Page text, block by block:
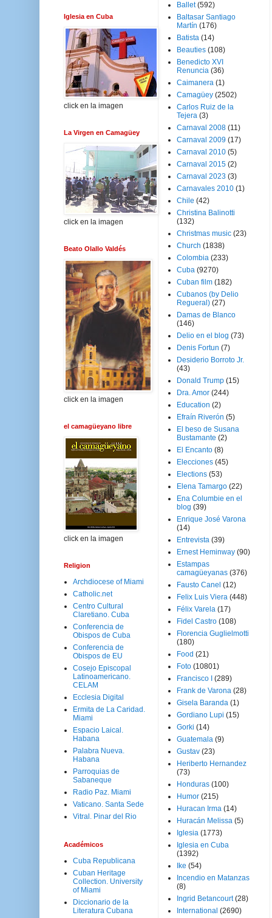
Iglesia en Cuba
click en la imagen
La Virgen en Camagüey
click en la imagen
Beato Olallo Valdés
click en la imagen
el camagüeyano libre
click en la imagen
Religion
Archdiocese of Miami
Catholic.net
Centro Cultural
Claretiano. Cuba
Conferencia de
Obispos de Cuba
Conferencia de
Obispos de EU
Cosejo Episcopal
Latinoamericano.
CELAM
Ecclesia Digital
Ermita de La Caridad.
Miami
Espacio Laical.
Habana
Palabra Nueva.
Habana
Parroquias de
Sabaneque
Radio Paz. Miami
Vaticano. Santa Sede
Vitral. Pinar del Rio
Académicos
Cuba Republicana
Cuban Heritage
Collection. University
of Miami
Diccionario de la
Literatura Cubana
Ballet (592)
Baltasar Santiago
Martín (176)
Batista (14)
Beauties (108)
Benedicto XVI
Renuncia (36)
Caimanera (1)
Camagüey (2502)
Carlos Ruiz de la
Tejera (3)
Carnaval 2008 (11)
Carnaval 2009 (17)
Carnaval 2010 (5)
Carnaval 2015 (2)
Carnaval 2023 (3)
Carnavales 2010 (1)
Chile (42)
Christina Balinotti
(132)
Christmas music (23)
Church (1838)
Colombia (233)
Cuba (9270)
Cuban film (182)
Cubanos (by Delio
Regueral) (27)
Damas de Blanco
(146)
Delio en el blog (73)
Denis Fortun (7)
Desiderio Borroto Jr.
(43)
Donald Trump (15)
Dra. Amor (244)
Education (2)
Efraín Riverón (5)
El beso de Susana
Bustamante (2)
El Encanto (8)
Elecciones (45)
Elections (53)
Elena Tamargo (22)
Ena Columbie en el
blog (39)
Enrique José Varona
(14)
Entrevista (39)
Ernest Heminway (90)
Estampas
camagüeyanas (376)
Fausto Canel (12)
Felix Luis Viera (448)
Félix Varela (17)
Fidel Castro (108)
Florencia Guglielmotti
(180)
Food (21)
Foto (10801)
Francisco I
(289)
Frank de Varona (28)
Gisela Baranda (1)
Gordiano Lupi (15)
Gorki (14)
Guatemala (9)
Gustav (23)
Heriberto Hernandez
(73)
Honduras (100)
Humor (215)
Huracan Irma (14)
Huracán Melissa (5)
Iglesia (1773)
Iglesia en Cuba
(1392)
Ike (54)
Incendio en Matanzas
(8)
Ingrid Betancourt (28)
International (2690)